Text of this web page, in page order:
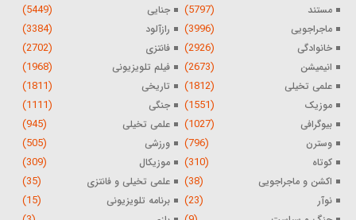
مستند (5797) جنایی (5449)
ماجراجویی (3996) رازآلود (3384)
خانوادگی (2926) فانتزی (2702)
انیمیشن (2673) فیلم تلویزیونی (1968)
علمی تخیلی (1812) تاریخی (1811)
موزیک (1551) جنگی (1111)
بیوگرافی (1027) علمی تخیلی (945)
وسترن (796) ورزشی (505)
کوتاه (310) موزیکال (309)
اکشن و ماجراجویی (38) علمی تخیلی و فانتزی (35)
نوآر (23) برنامه تلویزیونی (15)